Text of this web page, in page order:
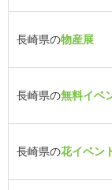
長崎県の物産展
長崎県の無料イベ
長崎県の花イベン